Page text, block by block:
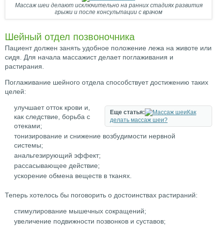
Массаж шеи делают исключительно на ранних стадиях развития
грыжи и после консультации с врачом
Шейный отдел позвоночника
Пациент должен занять удобное положение лежа на животе или
сидя. Для начала массажист делает поглаживания и
растирания.
Поглаживание шейного отдела способствует достижению таких
целей:
Еще статья:
Как
делать массаж шеи?
улучшает отток крови и,
как следствие, борьба с
отеками;
тонизирование и снижение возбудимости нервной
системы;
анальгезирующий эффект;
рассасывающее действие;
ускорение обмена веществ в тканях.
Теперь хотелось бы поговорить о достоинствах растираний:
стимулирование мышечных сокращений;
увеличение подвижности позвонков и суставов;